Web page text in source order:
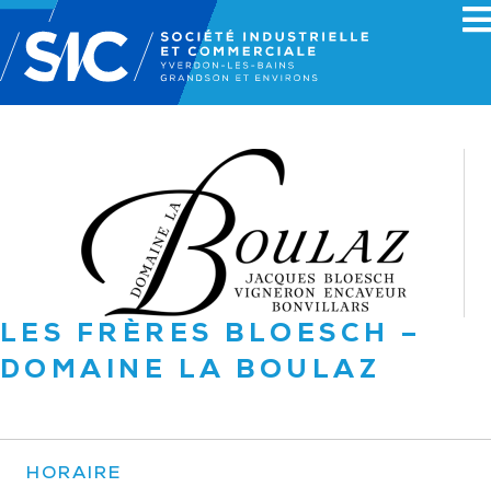
LES FRÈRES BLOESCH –
DOMAINE LA BOULAZ
HORAIRE